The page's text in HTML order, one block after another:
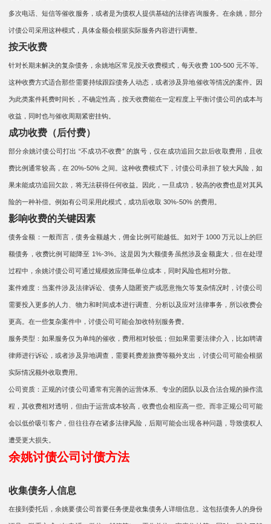
多次电话、短信等催收服务，或者是为债权人提供基础的法律咨询服务。在余姚，部分
讨债公司采用这种模式，具体金额会根据实际服务内容进行调整。
按天收费​​
针对长期未解决的复杂债务，余姚地区常见按天收费模式，每天收费 100-500 元不等。
这种收费方式适合那些需要持续跟踪债务人动态，或者涉及异地催收等情况的案件。因
为此类案件耗费时间长，不确定性高，按天收费能在一定程度上平衡讨债公司的成本与
收益，同时也与催收周期紧密挂钩。
成功收费（后付费）
部分余姚讨债公司打出 “不成功不收费” 的旗号，仅在成功追回欠款后收取费用，且收
费比例通常较高，在 20%-50% 之间。这种收费模式下，讨债公司承担了较大风险，如
果未能成功追回欠款，将无法获得任何收益。因此，一旦成功，较高的收费也是对其风
险的一种补偿。例如有公司采用此模式，成功后收取 30%-50% 的费用。
影响收费的关键因素
债务金额：一般而言，债务金额越大，佣金比例可能越低。如对于 1000 万元以上的巨
额债务，收费比例可能降至 1%-3%。这是因为大额债务虽然涉及金额庞大，但在处理
过程中，余姚讨债公司可通过规模效应降低单位成本，同时风险也相对分散。​
​ 案件难度：当案件涉及法律诉讼、债务人隐匿资产或恶意拖欠等复杂情况时，讨债公司
需要投入更多的人力、物力和时间成本进行调查、分析以及应对法律事务，所以收费会
更高。在一些复杂案件中，讨债公司可能会加收特别服务费。​​
服务类型：如果服务仅为单纯的催收，费用相对较低；但如果需要法律介入，比如聘请
律师进行诉讼，或者涉及异地调查，需要耗费差旅费等额外支出，讨债公司可能会根据
实际情况额外收取费用。​​
公司资质：正规的讨债公司通常有完善的运营体系、专业的团队以及合法合规的操作流
程，其收费相对透明，但由于运营成本较高，收费也会相应高一些。而非正规公司可能
会以低价吸引客户，但往往存在诸多法律风险，后期可能会出现各种问题，导致债权人
遭受更大损失。
​​余姚讨债公司讨债方法​​
收集债务人信息
在接到委托后，余姚要债公司首要任务便是收集债务人详细信息。这包括债务人的身份